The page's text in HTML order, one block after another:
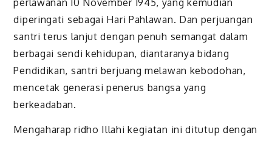
diperingati sebagai Hari Pahlawan. Dan perjuangan
santri terus lanjut dengan penuh semangat dalam
berbagai sendi kehidupan, diantaranya bidang
Pendidikan, santri berjuang melawan kebodohan,
mencetak generasi penerus bangsa yang
berkeadaban.
Mengaharap ridho Illahi kegiatan ini ditutup dengan